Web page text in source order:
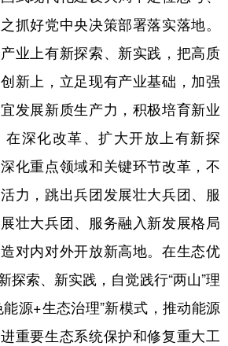
抓好党中央决策部署落实落地。
业上有新探索、新实践，把高质
新上，立足现有产业基础，加强
发展新质生产力，积极培育新业
深化改革、扩大开放上有新探
化重点领域和关键环节改革，不
力，跳出兵团发展壮大兵团、服
壮大兵团、服务融入新发展格局
对内对外开放新高地。在生态优
探索、新实践，自觉践行“两山”理
源+生态治理”新模式，推动能源
重要生态系统保护和修复重大工